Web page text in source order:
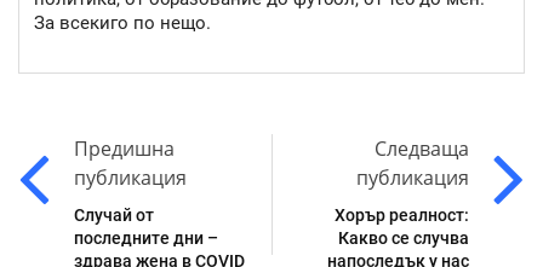
За всекиго по нещо.
Предишна
публикация
Случай от
последните дни –
здрава жена в COVID
Следваща
публикация
Хорър реалност:
Какво се случва
напоследък у нас